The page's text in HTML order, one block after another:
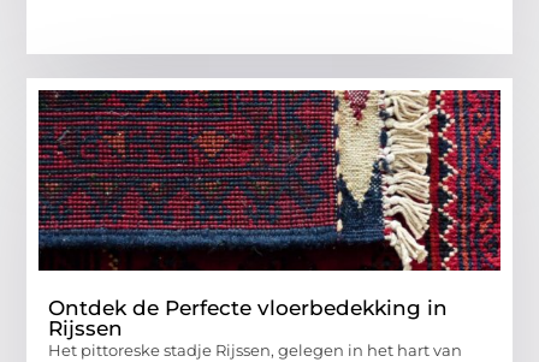
Ontdek de Perfecte vloerbedekking in
Rijssen
Het pittoreske stadje Rijssen, gelegen in het hart van